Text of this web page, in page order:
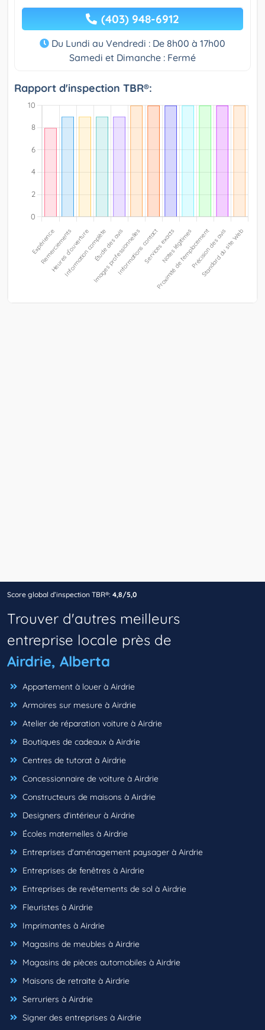
(403) 948-6912
Du Lundi au Vendredi : De 8h00 à 17h00
Samedi et Dimanche : Fermé
Rapport d'inspection TBR®:
Score global d’inspection TBR®: 4,8/5,0
Trouver d'autres meilleurs
entreprise locale près de
Airdrie, Alberta
Appartement à louer à Airdrie
Armoires sur mesure à Airdrie
Atelier de réparation voiture à Airdrie
Boutiques de cadeaux à Airdrie
Centres de tutorat à Airdrie
Concessionnaire de voiture à Airdrie
Constructeurs de maisons à Airdrie
Designers d'intérieur à Airdrie
Écoles maternelles à Airdrie
Entreprises d'aménagement paysager à Airdrie
Entreprises de fenêtres à Airdrie
Entreprises de revêtements de sol à Airdrie
Fleuristes à Airdrie
Imprimantes à Airdrie
Magasins de meubles à Airdrie
Magasins de pièces automobiles à Airdrie
Maisons de retraite à Airdrie
Serruriers à Airdrie
Signer des entreprises à Airdrie